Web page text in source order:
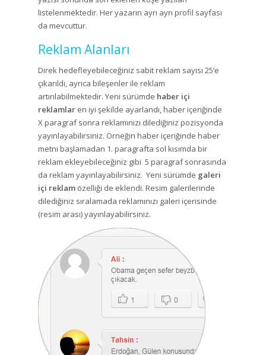
listelenmektedir. Her yazarın ayrı ayrı profil sayfası
da mevcuttur.
Reklam Alanları
Direk hedefleyebileceğiniz sabit reklam sayısı 25’e
çıkarıldı, ayrıca bileşenler ile reklam
artırılabilmektedir. Yeni sürümde haber içi
reklamlar en iyi şekilde ayarlandı, haber içeriğinde
X paragraf sonra reklamınızı dilediğiniz pozisyonda
yayınlayabilirsiniz. Örneğin haber içeriğinde haber
metni başlamadan 1. paragrafta sol kısımda bir
reklam ekleyebileceğiniz gibi 5 paragraf sonrasında
da reklam yayınlayabilirsiniz. Yeni sürümde galeri
içi reklam özelliği de eklendi. Resim galerilerinde
dilediğiniz sıralamada reklamınızı galeri içerisinde
(resim arası) yayınlayabilirsiniz.